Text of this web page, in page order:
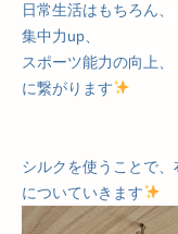
日常生活はもちろん、
集中力up、
スポーツ能力の向上、
に繋がります
シルクを使うことで
についていきます